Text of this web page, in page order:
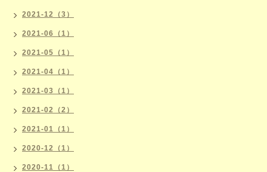
2021-12（3）
2021-06（1）
2021-05（1）
2021-04（1）
2021-03（1）
2021-02（2）
2021-01（1）
2020-12（1）
2020-11（1）